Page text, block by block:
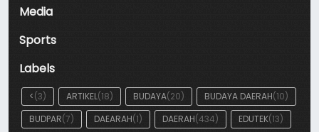
Media
Sports
Labels
<(3) ARTIKEL(18) BUDAYA(20) BUDAYA DAERAH(10)
BUDPAR(7) DAEARAH(1) DAERAH(434) EDUTEK(13)